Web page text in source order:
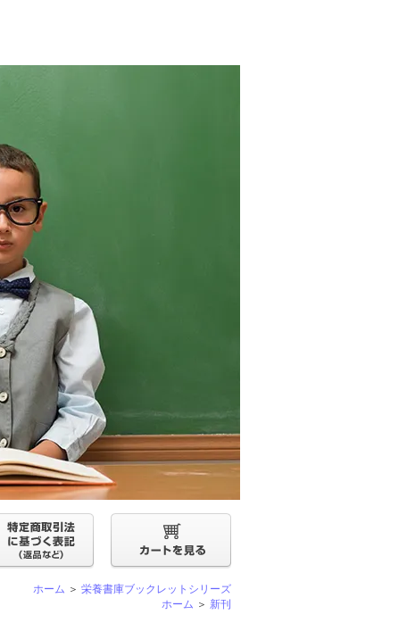
ホーム ＞ 栄養書庫ブックレットシリーズ
ホーム ＞ 新刊